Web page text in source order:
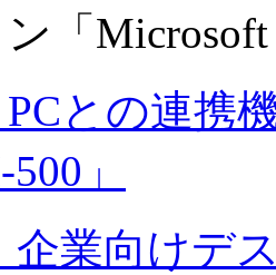
「Microsoft
との連携
」
企業向けデ